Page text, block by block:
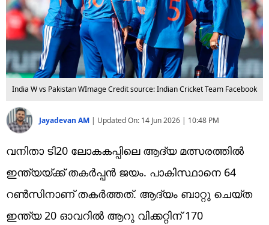
India W vs Pakistan WImage Credit source: Indian Cricket Team Facebook
Jayadevan AM | Updated On: 14 Jun 2026 | 10:48 PM
വനിതാ ടി20 ലോകകപ്പിലെ ആദ്യ മത്സരത്തില്‍
ഇന്ത്യയ്ക്ക് തകര്‍പ്പന്‍ ജയം. പാകിസ്ഥാനെ 64
റണ്‍സിനാണ് തകര്‍ത്തത്. ആദ്യം ബാറ്റു ചെയ്ത
ഇന്ത്യ 20 ഓവറില്‍ ആറു വിക്കറ്റിന് 170